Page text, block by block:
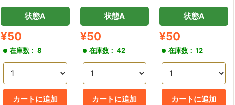
状態A
販
売
¥50
在庫数： 8
カートに追加
状態A
販
売
¥50
在庫数： 42
カートに追加
状態A
販
売
価
格
¥50
在庫数： 12
カートに追加